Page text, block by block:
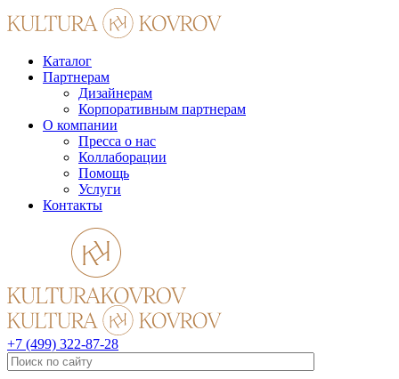
Каталог
Партнерам
Дизайнерам
Корпоративным партнерам
О компании
Пресса о нас
Коллаборации
Помощь
Услуги
Контакты
+7 (499) 322-87-28